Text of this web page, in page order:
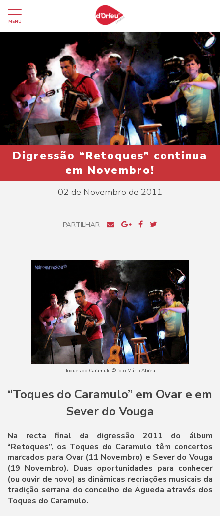
MENU
Digressão “Retoques” continua
em Novembro!
02 de Novembro de 2011
PARTILHAR
Toques do Caramulo © foto Mário Abreu
“Toques do Caramulo” em Ovar e em
Sever do Vouga
Na recta final da digressão 2011 do álbum
“Retoques”, os Toques do Caramulo têm concertos
marcados para Ovar (11 Novembro) e Sever do Vouga
(19 Novembro). Duas oportunidades para conhecer
(ou ouvir de novo) as dinâmicas recriações musicais da
tradição serrana do concelho de Águeda através dos
Toques do Caramulo.